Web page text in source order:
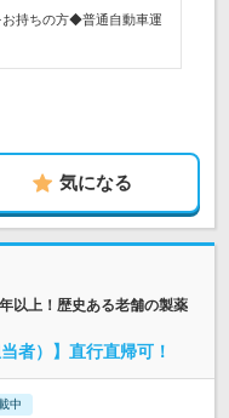
持ちの方◆普通自動車運
気になる
以上！歴史ある老舗の製薬
者）】直行直帰可！
中